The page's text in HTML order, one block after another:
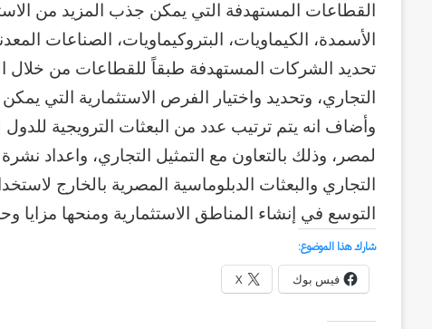
القطاعات المستهدفة التي يمكن جذب المزيد من
الأسمدة، الكيماويات، البتروكيماويات، الصناعات
تحديد الشركات المستهدفة طبقاً للقطاعات من خلال
التجاري، وتحديد واختيار الفرص الاستثمارية التي
وأضاف انه يتم ترتيب عدد من البعثات الترويجية
لمصر، وذلك بالتعاون مع التمثيل التجاري، واعداد
التجاري والبعثات الدبلوماسية المصرية بالخارج
التوسع في إنشاء المناطق الاستثمارية ومنحها مزايا
شارك هذا الموضوع:
فيس بوك
X